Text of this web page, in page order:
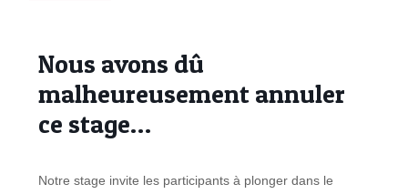
Nous avons dû
malheureusement annuler
ce stage…
Notre stage invite les participants à plonger dans le